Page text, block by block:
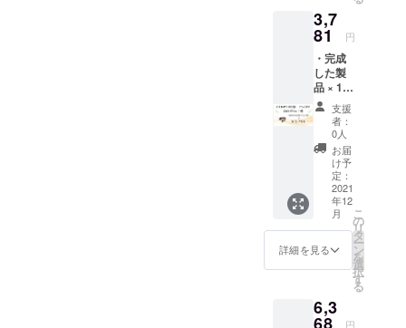
により
量産効
率が向
上した
場合、
正規販
売価格
が販売
予定価
格より
下がる
可能性
もござ
いま
す。 ※
デザイ
ン・仕
性もご
ざいま
3,7
81 円
・完成
した製
品 × 1点
［一般
販売予
定価格
3,980円
5%OFF
は4色か
らお選
びいた
だけま
す。 ※
皆様の
により
量産効
支援
者：
0人
お届
け予
定：
2021
年12
月
詳細を見る
こ
の
リ
タ
ー
ン
を
選
択
す
る
6,3
円